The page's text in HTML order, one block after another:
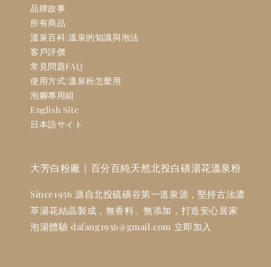
品牌故事
所有商品
溫泉百科:溫泉的知識與泡法
客戶評價
常見問題FAQ
使用方式:溫泉粉怎麼用
泡腳專用組
English Site
日本語サイト
大芳白粉廠｜百分百純天然北投白磺湯花溫泉粉
Since1956 源自北投硫磺谷第一道泉源，堅持古法濃
萃湯花結晶製成，無香料、無添加，打造安心居家
泡湯體驗 dafang1956@gmail.com 立即加入